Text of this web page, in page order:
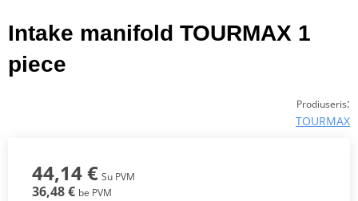
Intake manifold TOURMAX 1
piece
Prodiuseris:
TOURMAX
44,14 € Su PVM
36,48 € be PVM